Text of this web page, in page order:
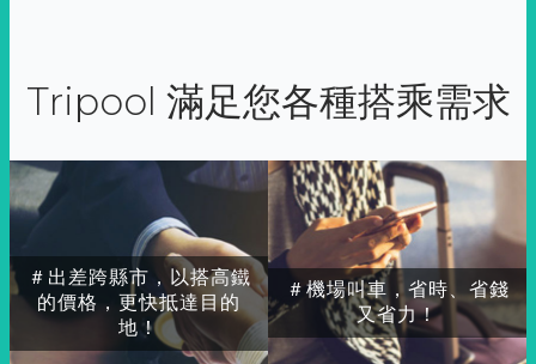
Tripool 滿足您各種搭乘需求
＃出差跨縣市，以搭高鐵
的價格，更快抵達目的
地！
＃機場叫車，省時、省錢
又省力！